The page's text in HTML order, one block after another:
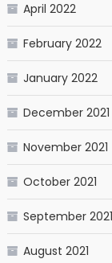
April 2022
February 2022
January 2022
December 2021
November 2021
October 2021
September 2021
August 2021